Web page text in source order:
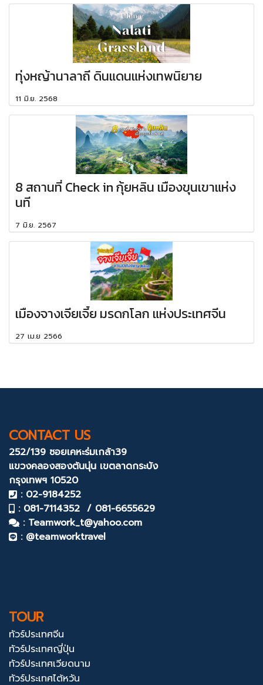
ทุ่งหญ้านาลาถี ดินแดนแห่งเทพนิยาย
11 มิ.ย. 2568
8 สถานที่ Check in กุ้ยหลิน เมืองขุนเขาแห่ง
นที
7 มิ.ย. 2567
เมืองจางเจียเจี้ย มรดกโลก แห่งประเทศจีน
27 เม.ย 2566
CONTACT US
252/139 ซอยเคหะร่มเกล้า39
แขวงคลองสองต้นนุ่น เขตลาดกระบัง
กรุงเทพฯ 10520
: 02-9184252
: 081-7114352 / 081-6655629
: Teamwork_t@yahoo.com
: @teamworktravel
TOUR
ทัวร์ประเทศจีน
ทัวร์ประเทศญี่ปุ่น
ทัวร์ประเทศเวียดนาม
ทัวร์ประเทศไต้หวัน